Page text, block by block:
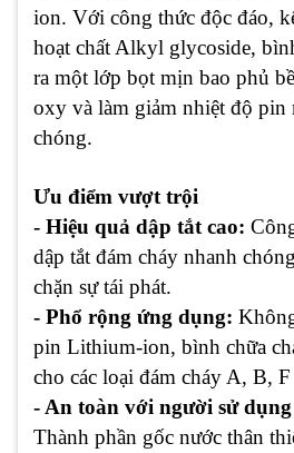
ion. Với công thức độc đáo,
hoạt chất Alkyl glycoside,
ra một lớp bọt mịn bao phủ
oxy và làm giảm nhiệt độ pin
chóng.
Ưu điểm vượt trội
- Hiệu quả dập tắt cao:
dập tắt đám cháy nhanh
chặn sự tái phát.
- Phổ rộng ứng dụng:
pin Lithium-ion, bình chữa
cho các loại đám cháy A, B,
- An toàn với người sử
Thành phần gốc nước thân